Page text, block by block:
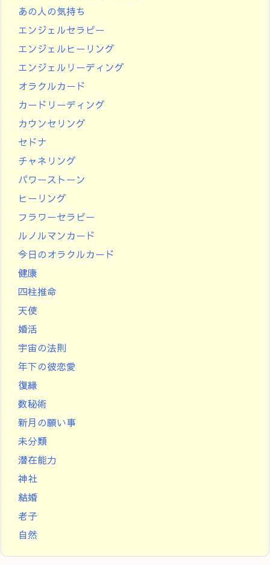
あの人の気持ち
エンジェルセラピー
エンジェルヒーリング
エンジェルリーディング
オラクルカード
カードリーディング
カウンセリング
セドナ
チャネリング
パワーストーン
ヒーリング
フラワーセラピー
ルノルマンカード
今日のオラクルカード
健康
四柱推命
天使
婚活
宇宙の法則
年下の彼恋愛
復縁
数秘術
新月の願い事
未分類
潜在能力
神社
結婚
老子
自然